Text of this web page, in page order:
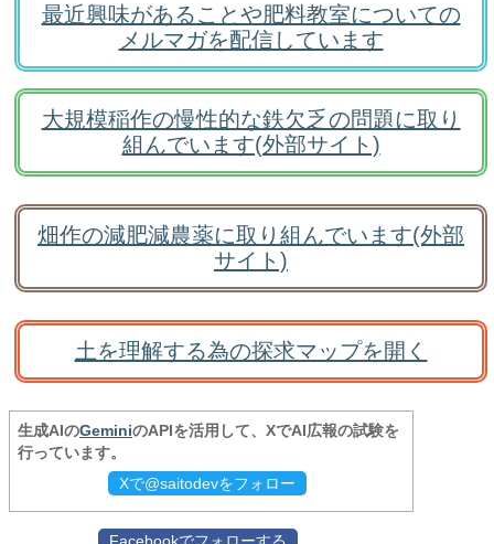
最近興味があることや肥料教室についての
メルマガを配信しています
大規模稲作の慢性的な鉄欠乏の問題に取り
組んでいます(外部サイト)
畑作の減肥減農薬に取り組んでいます(外部
サイト)
土を理解する為の探求マップを開く
生成AIのGeminiのAPIを活用して、XでAI広報の試験を
行っています。
Xで@saitodevをフォロー